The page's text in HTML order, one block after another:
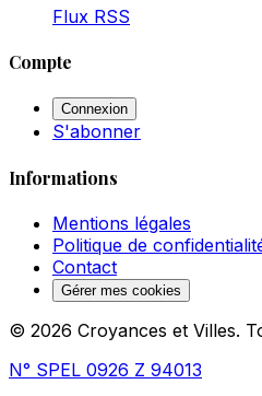
Flux RSS
Compte
Connexion
S'abonner
Informations
Mentions légales
Politique de
Contact
Gérer mes cookies
© 2026 Croyances et Villes.
N° SPEL 0926 Z 94013